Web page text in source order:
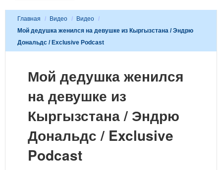
Главная / Видео / Видео /
Мой дедушка женился на девушке из Кыргызстана / Эндрю
Дональдс / Exclusive Podcast
Мой дедушка женился
на девушке из
Кыргызстана / Эндрю
Дональдс / Exclusive
Podcast